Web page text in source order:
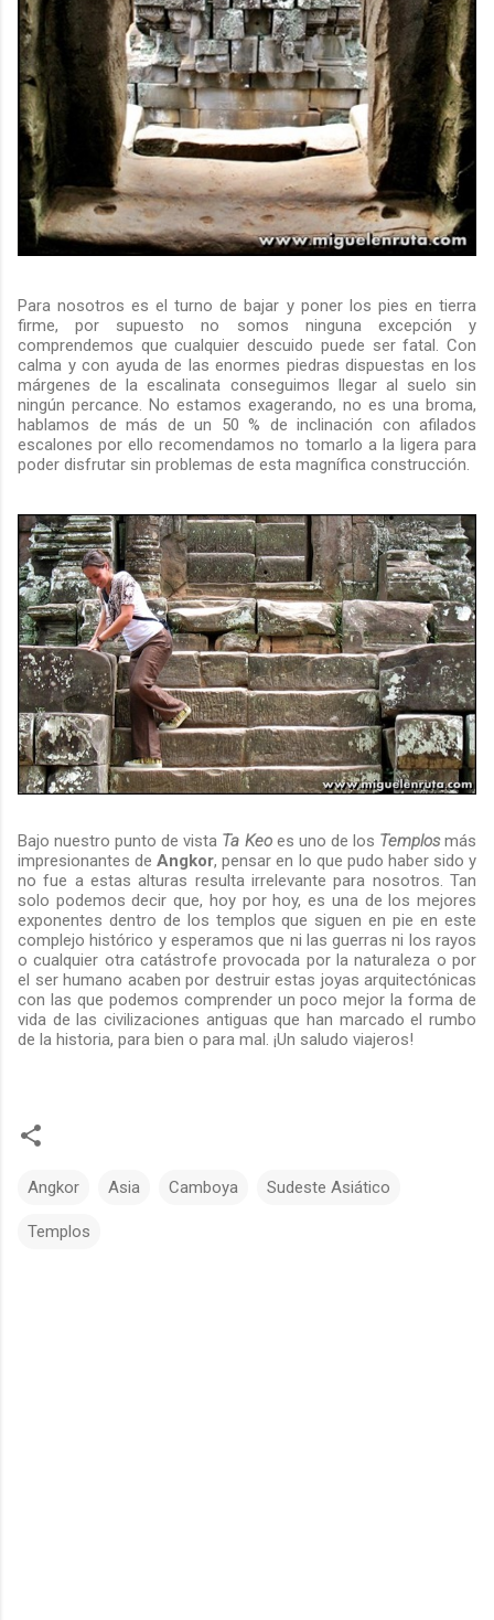
Para nosotros es el turno de bajar y poner los pies en tierra
firme, por supuesto no somos ninguna excepción y
comprendemos que cualquier descuido puede ser fatal. Con
calma y con ayuda de las enormes piedras dispuestas en los
márgenes de la escalinata conseguimos llegar al suelo sin
ningún percance. No estamos exagerando, no es una broma,
hablamos de más de un 50 % de inclinación con afilados
escalones por ello recomendamos no tomarlo a la ligera para
poder disfrutar sin problemas de esta magnífica construcción.
Bajo nuestro punto de vista Ta Keoes uno de los Templosmás
impresionantes deAngkor, pensar en lo que pudo haber sido y
no fue a estas alturas resulta irrelevante para nosotros. Tan
solo podemos decir que, hoy por hoy, es una de los mejores
exponentes dentro de los templos que siguen en pie en este
complejo histórico y esperamos que ni las guerras ni los rayos
o cualquier otra catástrofe provocada por la naturaleza o por
el ser humano acaben por destruir estas joyas arquitectónicas
con las que podemos comprender un poco mejor la forma de
vida de las civilizaciones antiguas que han marcado el rumbo
de la historia, para bien o para mal. ¡Un saludo viajeros!
Angkor Asia Camboya Sudeste Asiático
Templos